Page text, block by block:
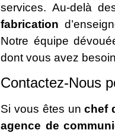
services. Au-delà
fabrication
Notre équipe
dont vous avez
Contactez-Nous
Si vous êtes unchef
agence de